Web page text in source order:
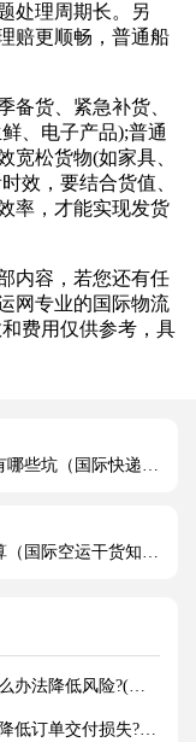
处理周期长。另
赔更顺畅，普通船
货、紧急补货、
、电子产品);普通
宽松货物(如家具、
效，要结合货值、
率，才能实现发货
容，若您还有任
网专业的国际物流
费用仅供参考，具
国际海运中，托盘、木箱、纸箱包装各自有哪些坑（国际快递干货知识分享）
国际空运计费重与实际重、体积重怎么换算（国际空运干货知识分享）
国际海运干货知识分享)
?(国际海运干货知识分享)